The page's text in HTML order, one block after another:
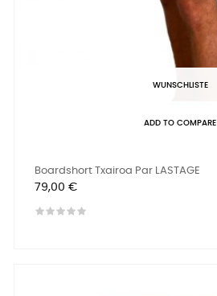
WUNSCHLISTE
ADD TO COMPARE
Boardshort Txairoa Par LASTAGE
Preis
79,00 €